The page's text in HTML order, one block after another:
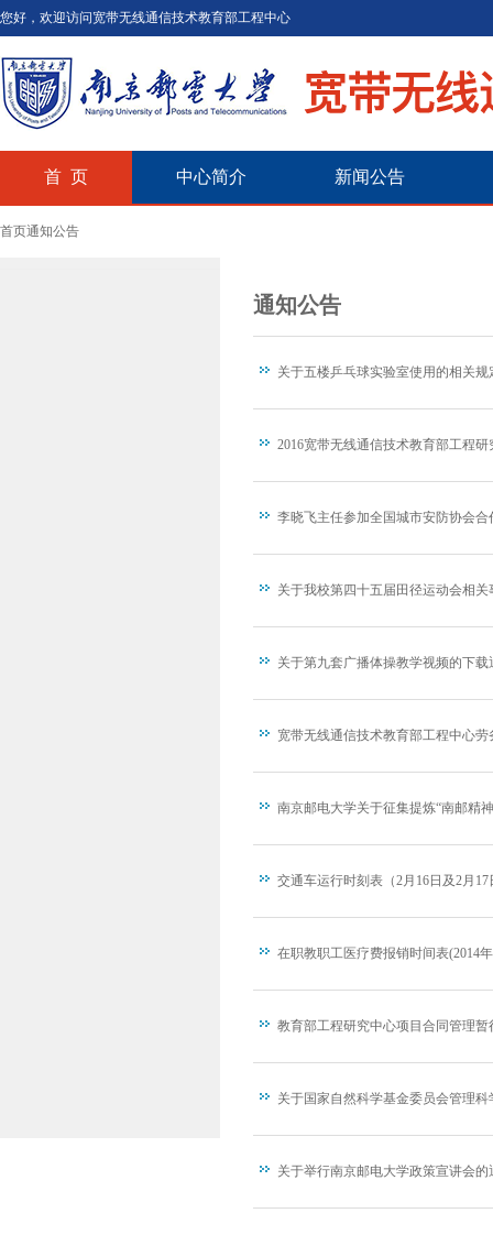
您好，欢迎访问宽带无线通信技术教育部工程中心
首 页 中心简介 新闻公告
首页通知公告
通知公告
关于五楼乒乓球实验室使用的相关规
2016宽带无线通信技术教育部工程
李晓飞主任参加全国城市安防协会合
关于我校第四十五届田径运动会相关
关于第九套广播体操教学视频的下载
宽带无线通信技术教育部工程中心
南京邮电大学关于征集提炼“南邮精
交通车运行时刻表（2月16日及2月
在职教职工医疗费报销时间表(2014
教育部工程研究中心项目合同管理暂
关于国家自然科学基金委员会管理
关于举行南京邮电大学政策宣讲会的